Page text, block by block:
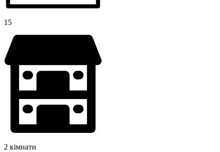
15
2 кімнати